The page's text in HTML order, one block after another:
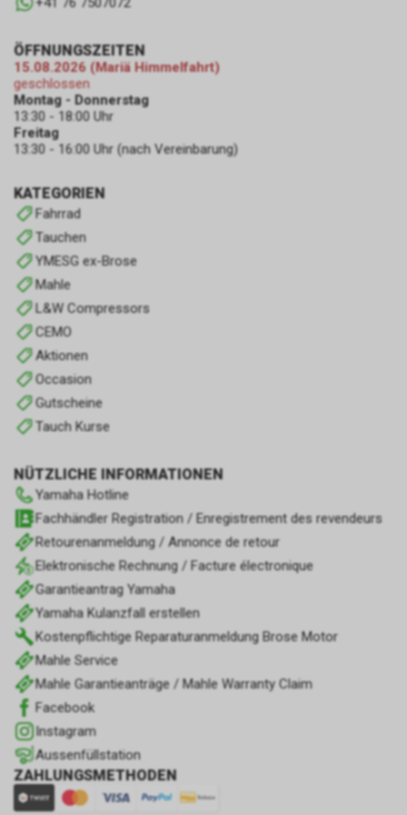
KATEGORIEN
Fahrrad
Tauchen
YMESG ex-Brose
Mahle
L&W Compressors
CEMO
Aktionen
Occasion
Gutscheine
Tauch Kurse
NÜTZLICHE INFORMATIONEN
Yamaha Hotline
Fachhändler Registration / Enregistrement des revendeurs
Retourenanmeldung / Annonce de retour
Elektronische Rechnung / Facture électronique
Garantieantrag Yamaha
Yamaha Kulanzfall erstellen
Kostenpflichtige Reparaturanmeldung Brose Motor
Mahle Service
Mahle Garantieanträge / Mahle Warranty Claim
Facebook
Instagram
Aussenfüllstation
ZAHLUNGSMETHODEN
ÖFFNUNGSZEITEN
15.08.2026 (Mariä Himmelfahrt)
geschlossen
Montag - Donnerstag
13:30 - 18:00 Uhr
Freitag
13:30 - 16:00 Uhr (nach Vereinbarung)